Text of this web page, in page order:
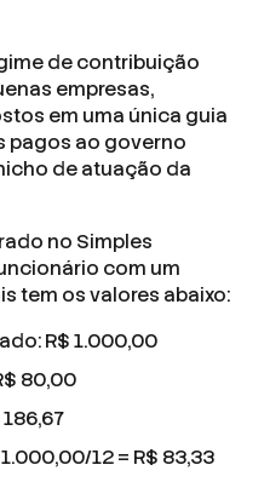
de contribuição
empresas,
em uma única guia
pagos ao governo
de atuação da
no Simples
com um
tem os valores abaixo:
R$ 1.000,00
80,00
12 = R$ 83,33